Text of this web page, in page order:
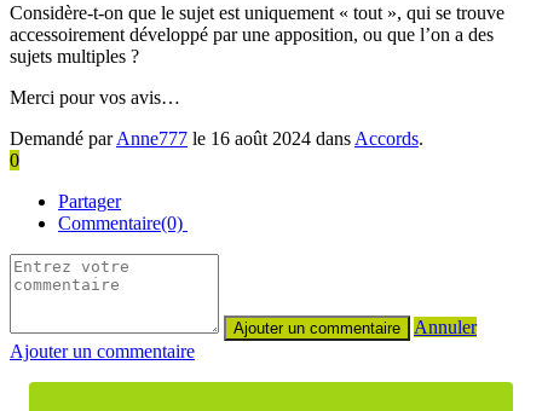
Considère-t-on que le sujet est uniquement « tout », qui se trouve
accessoirement développé par une apposition, ou que l’on a des
sujets multiples ?
Merci pour vos avis…
Demandé parAnne777 le 16 août 2024 dans Accords.
0
Partager
Commentaire(0)
Annuler
Ajouter un commentaire